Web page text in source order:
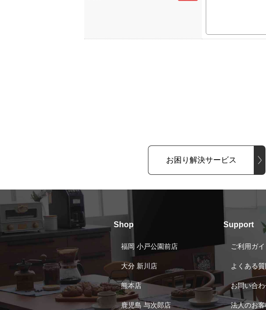
お困り解決サービス
Shop
福岡 小戸公園前店
大分 新川店
熊本店
鹿児島 与次郎店
Support
ご利用ガイ
よくある質
お問い合
法人のお